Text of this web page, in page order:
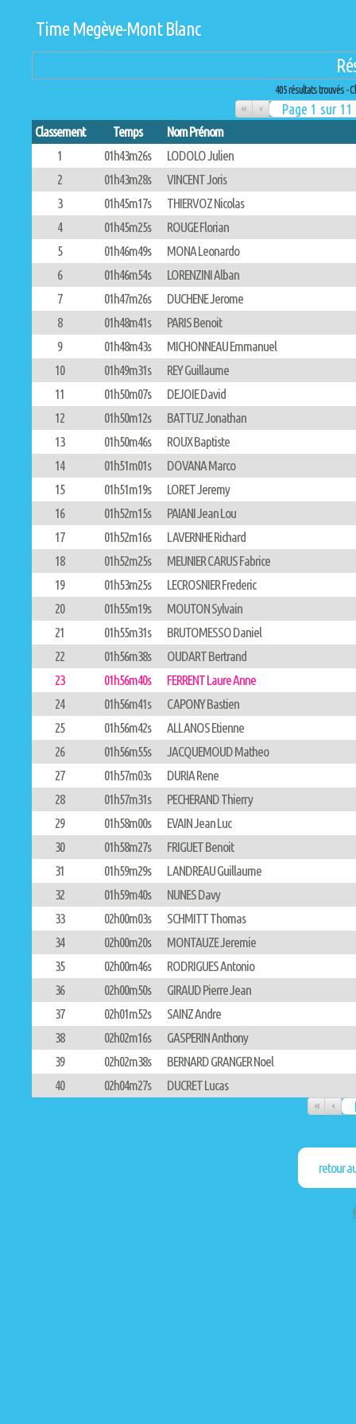
Time Megève-Mont Blanc
405 résultats trouvés -
« ‹
Classement Temps
Nom Prénom
1
01h43m26s
LODOLO Julien
2
01h43m28s
VINCENT Joris
3
01h45m17s
THIERVOZ Nicolas
4
01h45m25s
ROUGE Florian
5
01h46m49s
MONA Leonardo
6
01h46m54s
LORENZINI Alban
7
01h47m26s
DUCHENE Jerome
8
01h48m41s
PARIS Benoit
9
01h48m43s
MICHONNEAU Emmanuel
10
01h49m31s
REY Guillaume
11
01h50m07s
DEJOIE David
12
01h50m12s
BATTUZ Jonathan
13
01h50m46s
ROUX Baptiste
14
01h51m01s
DOVANA Marco
15
01h51m19s
LORET Jeremy
16
01h52m15s
PAIANI Jean Lou
17
01h52m16s
LAVERNHE Richard
18
01h52m25s
MEUNIER CARUS Fabrice
19
01h53m25s
LECROSNIER Frederic
20
01h55m19s
MOUTON Sylvain
21
01h55m31s
BRUTOMESSO Daniel
22
01h56m38s
OUDART Bertrand
23
01h56m40s
FERRENT Laure Anne
24
01h56m41s
CAPONY Bastien
25
01h56m42s
ALLANOS Etienne
26
01h56m55s
JACQUEMOUD Matheo
27
01h57m03s
DURIA Rene
28
01h57m31s
PECHERAND Thierry
29
01h58m00s
EVAIN Jean Luc
30
01h58m27s
FRIGUET Benoit
31
01h59m29s
LANDREAU Guillaume
32
01h59m40s
NUNES Davy
33
02h00m03s
SCHMITT Thomas
34
02h00m20s
MONTAUZE Jeremie
35
02h00m46s
RODRIGUES Antonio
36
02h00m50s
GIRAUD Pierre Jean
37
02h01m52s
SAINZ Andre
38
02h02m16s
GASPERIN Anthony
39
02h02m38s
BERNARD GRANGER Noel
40
02h04m27s DUCRET Lucas
« ‹
retour